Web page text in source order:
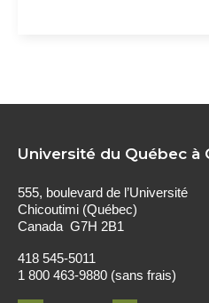
Université du Québec à
555, boulevard de l’Université
Chicoutimi (Québec)
Canada G7H 2B1
418 545-5011
1 800 463-9880 (sans frais)